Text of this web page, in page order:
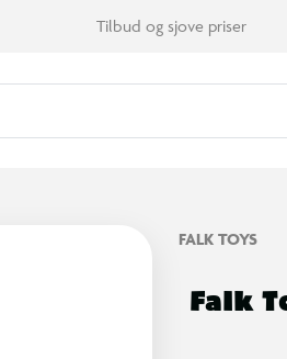
Tilbud og sjove priser
FALK TOYS
Falk